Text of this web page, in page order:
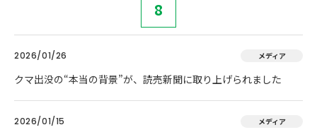
8
2026/01/26 メディア
クマ出没の“本当の背景”が、読売新聞に取り上げられました
2026/01/15 メディア